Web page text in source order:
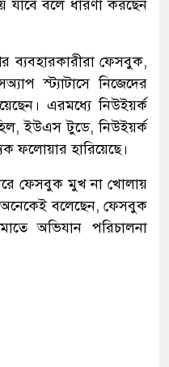
যাবে বলে ধারণা করছেন
ব্যবহারকারীরা ফেসবুক,
স্ট্যাটাসে নিজেদের
এরমধ্যে নিউইয়র্ক
ইউএস টুডে, নিউইয়র্ক
ফলোয়ার হারিয়েছে।
ফেসবুক মুখ না খোলায়
অনেকেই বলেছেন, ফেসবুক
অভিযান পরিচালনা